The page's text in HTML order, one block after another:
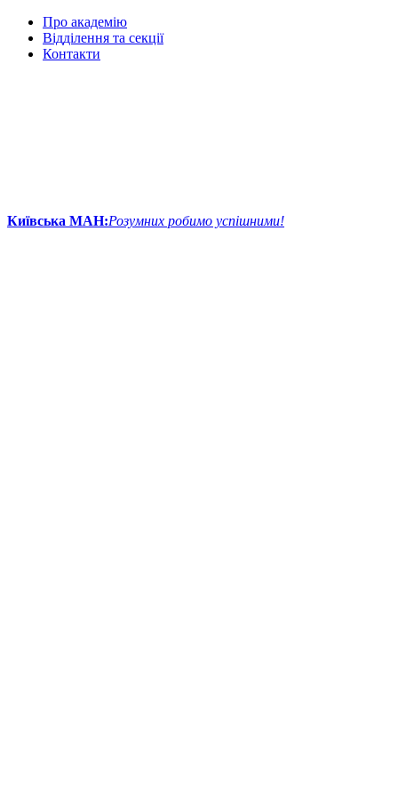
Про академію
Відділення та секції
Контакти
Київська МАН:Розумних робимо успішними!